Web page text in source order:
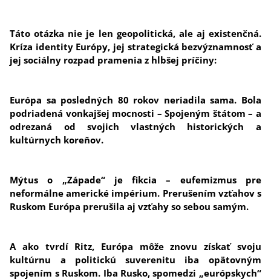
Táto otázka nie je len geopolitická, ale aj existenčná.
Kríza identity Európy, jej strategická bezvýznamnosť a
jej sociálny rozpad pramenia z hlbšej príčiny:
Európa sa posledných 80 rokov neriadila sama. Bola
podriadená vonkajšej mocnosti – Spojeným štátom – a
odrezaná od svojich vlastných historických a
kultúrnych koreňov.
Mýtus o „Západe“ je fikcia – eufemizmus pre
neformálne americké impérium. Prerušením vzťahov s
Ruskom Európa prerušila aj vzťahy so sebou samým.
A ako tvrdí Ritz, Európa môže znovu získať svoju
kultúrnu a politickú suverenitu iba opätovným
spojením s Ruskom. Iba Rusko, spomedzi „európskych“